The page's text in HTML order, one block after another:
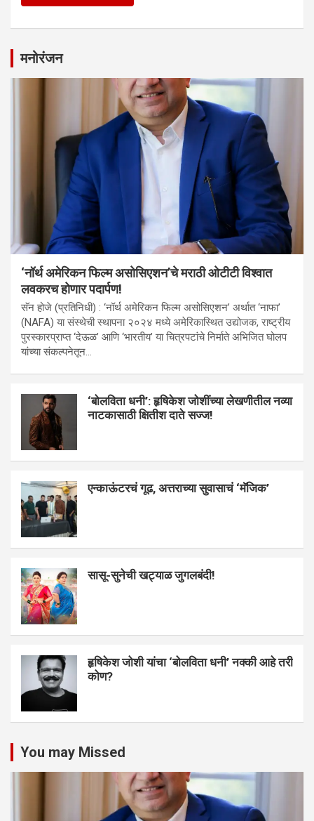
मनोरंजन
‘नॉर्थ अमेरिकन फिल्म असोसिएशन’चे मराठी ओटीटी विश्वात
लवकरच होणार पदार्पण!
सॅन होजे (प्रतिनिधी) : ‘नॉर्थ अमेरिकन फिल्म असोसिएशन’ अर्थात ‘नाफा’
(NAFA) या संस्थेची स्थापना २०२४ मध्ये अमेरिकास्थित उद्योजक, राष्ट्रीय
पुरस्कारप्राप्त ‘देऊळ’ आणि ‘भारतीय’ या चित्रपटांचे निर्माते अभिजित घोलप
यांच्या संकल्पनेतून…
‘बोलविता धनी’: हृषिकेश जोशींच्या लेखणीतील नव्या
नाटकासाठी क्षितीश दाते सज्ज!
एन्काऊंटरचं गूढ, अत्तराच्या सुवासाचं ‘मॅजिक’
सासू-सुनेची खट्याळ जुगलबंदी!
हृषिकेश जोशी यांचा ‘बोलविता धनी’ नक्की आहे तरी
कोण?
You may Missed